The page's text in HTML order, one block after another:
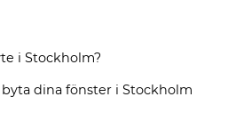
i Stockholm?
dina fönster i Stockholm